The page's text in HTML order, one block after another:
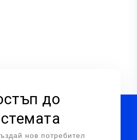
до
нов потребител